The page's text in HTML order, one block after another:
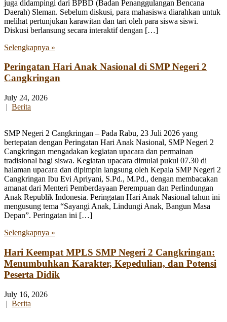
juga didampingi dari BPBD (Badan Penanggulangan Bencana
Daerah) Sleman. Sebelum diskusi, para mahasiswa diarahkan untuk
melihat pertunjukan karawitan dan tari oleh para siswa siswi.
Diskusi berlansung secara interaktif dengan […]
Selengkapnya »
Peringatan Hari Anak Nasional di SMP Negeri 2
Cangkringan
July 24, 2026
| Berita
SMP Negeri 2 Cangkringan – Pada Rabu, 23 Juli 2026 yang
bertepatan dengan Peringatan Hari Anak Nasional, SMP Negeri 2
Cangkringan mengadakan kegiatan upacara dan permainan
tradisional bagi siswa. Kegiatan upacara dimulai pukul 07.30 di
halaman upacara dan dipimpin langsung oleh Kepala SMP Negeri 2
Cangkringan Ibu Evi Apriyani, S.Pd., M.Pd., dengan membacakan
amanat dari Menteri Pemberdayaan Perempuan dan Perlindungan
Anak Republik Indonesia. Peringatan Hari Anak Nasional tahun ini
mengusung tema “Sayangi Anak, Lindungi Anak, Bangun Masa
Depan”. Peringatan ini […]
Selengkapnya »
Hari Keempat MPLS SMP Negeri 2 Cangkringan:
Menumbuhkan Karakter, Kepedulian, dan Potensi
Peserta Didik
July 16, 2026
| Berita